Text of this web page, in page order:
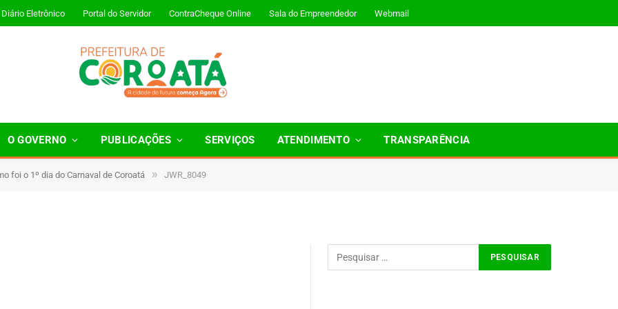
Diário Eletrônico Portal do Servidor ContraCheque Online Sala do Empreendedor Webmail
O GOVERNO PUBLICAÇÕES SERVIÇOS ATENDIMENTO TRANSPARÊNCIA
foi o 1º dia do Carnaval de Coroatá » JWR_8049